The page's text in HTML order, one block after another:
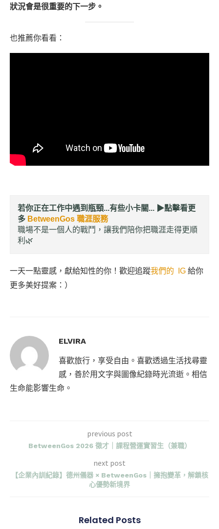
狀況會是很重要的下一步。
也推薦你看看：
若你正在工作中遇到瓶頸...有些小卡關... ▶︎點擊看更
多 BetweenGos 職涯服務
職場不是一個人的戰鬥，讓我們陪你把職涯走得更順
利🌿
一天一點靈感，獻給知性的你！歡迎追蹤我們的 IG 給你
更多美好提案：）
ELVIRA
喜歡旅行，享受自由。喜歡透過生活找尋靈
感，善於用文字與圖像紀錄時光流逝。相信
生命能影響生命。
previous post
BetweenGos 2026 徵才｜課程營運實習生（兼職）
next post
【企業內訓紀錄】德州儀器 × BetweenGos｜擁抱變革，解鎖核
心優勢新境界
Related Posts